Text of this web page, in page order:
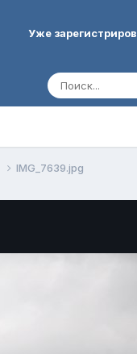
Уже
IMG_7639.jpg